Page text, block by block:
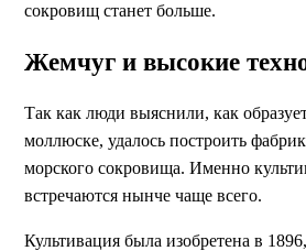
сокровищ станет больше.
Жемчуг и высокие
Так как люди выяснили, как
моллюске, удалось построить
морского сокровища. Именно
встречаются нынче чаще всего.
Культивация была изобретена в